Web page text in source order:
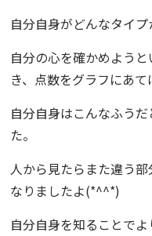
自分自身がどんなタイプ
自分の心を確かめよう
き、点数をグラフにあ
自分自身はこんなふう
た。
人から見たらまた違う
なりましたよ(*^^*)
自分自身を知ることで